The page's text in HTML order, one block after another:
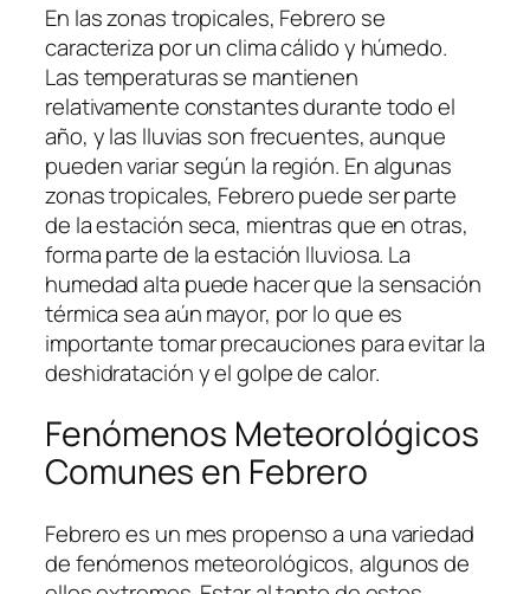
En las zonas tropicales, Febrero se
caracteriza por un clima cálido y húmedo.
Las temperaturas se mantienen
relativamente constantes durante todo el
año, y las lluvias son frecuentes, aunque
pueden variar según la región. En algunas
zonas tropicales, Febrero puede ser parte
de la estación seca, mientras que en otras,
forma parte de la estación lluviosa. La
humedad alta puede hacer que la sensación
térmica sea aún mayor, por lo que es
importante tomar precauciones para evitar la
deshidratación y el golpe de calor.
Fenómenos Meteorológicos
Comunes en Febrero
Febrero es un mes propenso a una variedad
de fenómenos meteorológicos, algunos de